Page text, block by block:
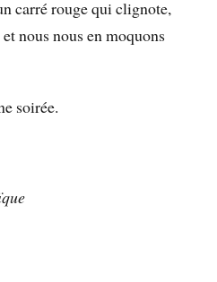
carré rouge qui clignote,
nous nous en moquons
soirée.